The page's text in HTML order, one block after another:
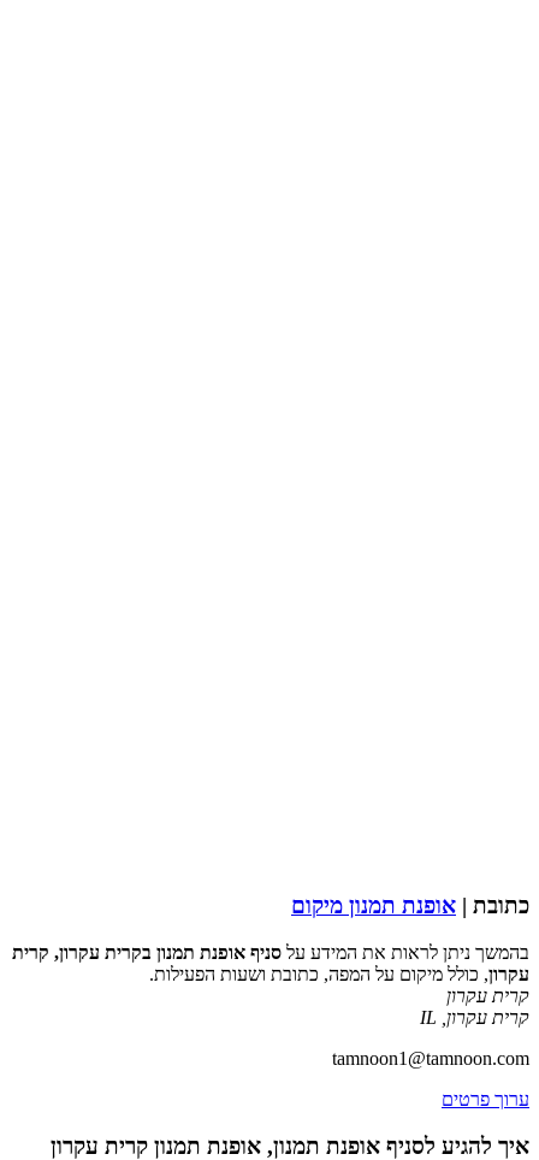
כתובת | אופנת תמנון מיקום
בהמשך ניתן לראות את המידע על סניף אופנת תמנון בקרית עקרון, קרית
עקרון, כולל מיקום על המפה, כתובת ושעות הפעילות.
קרית עקרון
קרית עקרון IL
tamnoon1@tamnoon.com
ערוך פרטים
איך להגיע לסניף אופנת תמנון, אופנת תמנון קרית עקרון